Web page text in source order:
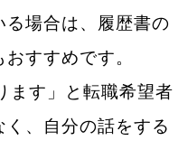
ことはありますか？
事があった場合はどう
方法はありますか？
る場合は、履歴書の
すすめです。
ます」と転職希望者
、自分の話をする